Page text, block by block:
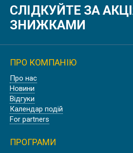
АНГЛІЙСЬКА ДЛЯ
OF YORK LANGUAGE
СЛІДКУЙТЕ ЗА
ЗНИЖКАМИ
ПРО КОМПАНІЮ
Про нас
Новини
Відгуки
Календар подій
For partners
ПРОГРАМИ